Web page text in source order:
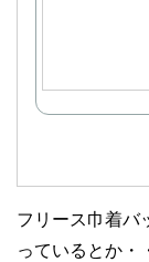
フリース巾着バ
っているとか・